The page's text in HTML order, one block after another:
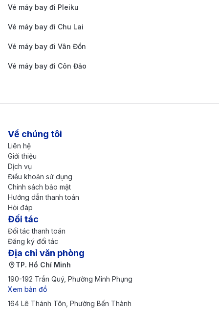
Taipei (TPE) →
First Class
Bảng giá vé máy bay từ Hà Nội đi
Airlines cập nhật mới nhất
Seattle (SEA) →
Philadelphia (PHL)
Economy
Hà Nội (HAN) →
Seattle (SEA) →
Philadelphia (PHL)
Premium Class
Hà Nội (HAN) →
Seattle (SEA) →
Philadelphia (PHL)
First Class
Bảng giá vé máy bay từ Hà Nội đi
Philadelphia của hãng hàng không China
Airlines cập nhật mới nhất
Vé máy bay đi Pleiku
Vé máy bay đi Chu Lai
Vé máy bay đi Vân Đồn
Vé máy bay đi Côn Đảo
Về chúng tôi
Liên hệ
Giới thiệu
Dịch vụ
Điều khoản sử dụng
Chính sách bảo mật
Hướng dẫn thanh toán
Hỏi đáp
Đối tác
Đối tác thanh toán
Đăng ký đối tác
Địa chỉ văn phòng
TP. Hồ Chí Minh
190-192 Trần Quý, Phường Minh Phụng
Xem bản đồ
164 Lê Thánh Tôn, Phường Bến Thành